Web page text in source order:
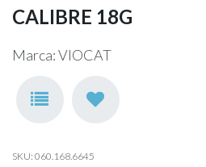
CALIBRE 18G
Marca: VIOCAT
SKU: 060.168.6645